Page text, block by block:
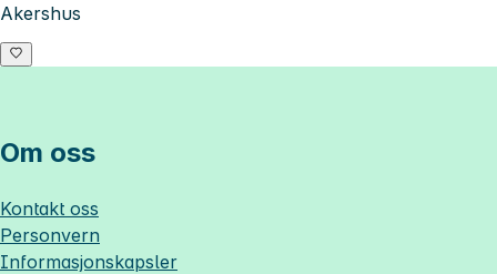
Akershus
Om oss
Kontakt oss
Personvern
Informasjonskapsler